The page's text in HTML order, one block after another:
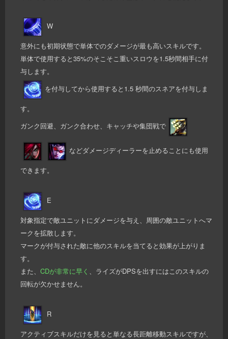
W
意外にも初期状態で単体でのダメージが最も高いスキルです。
単体で使用すると35%のそこそこ重いスロウを1.5秒間相手に付
与します。
を付与してから使用すると1.5 秒間のスネアを付与しま
す。
ガンク回避、ガンク合わせ、キャッチや集団戦で
などダメージディーラーを止めることにも使用
できます。
E
対象指定で敵ユニットにダメージを与え、周囲の敵ユニットへマ
ークを拡散します。
マークが付与された敵に他のスキルを当てると効果が上がりま
す。
また、 CDが非常に早く 、ライズがDPSを出すにはこのスキルの
回転が欠かせません。
R
アクティブスキルだけを見ると単なる長距離移動スキルですが、